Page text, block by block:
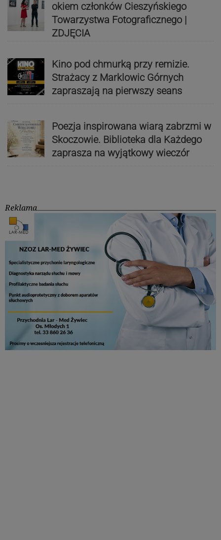
okiem członków Cieszyńskiego
Towarzystwa Fotograficznego |
ZDJĘCIA
Kino pod chmurką przy remizie.
Strażacy z Marklowic Górnych
zapraszają na pierwszy seans
Poezja inspirowana wiarą zabrzmi w
Skoczowie. Biblioteka dla Każdego
zaprasza na wyjątkowy wieczór
Reklama